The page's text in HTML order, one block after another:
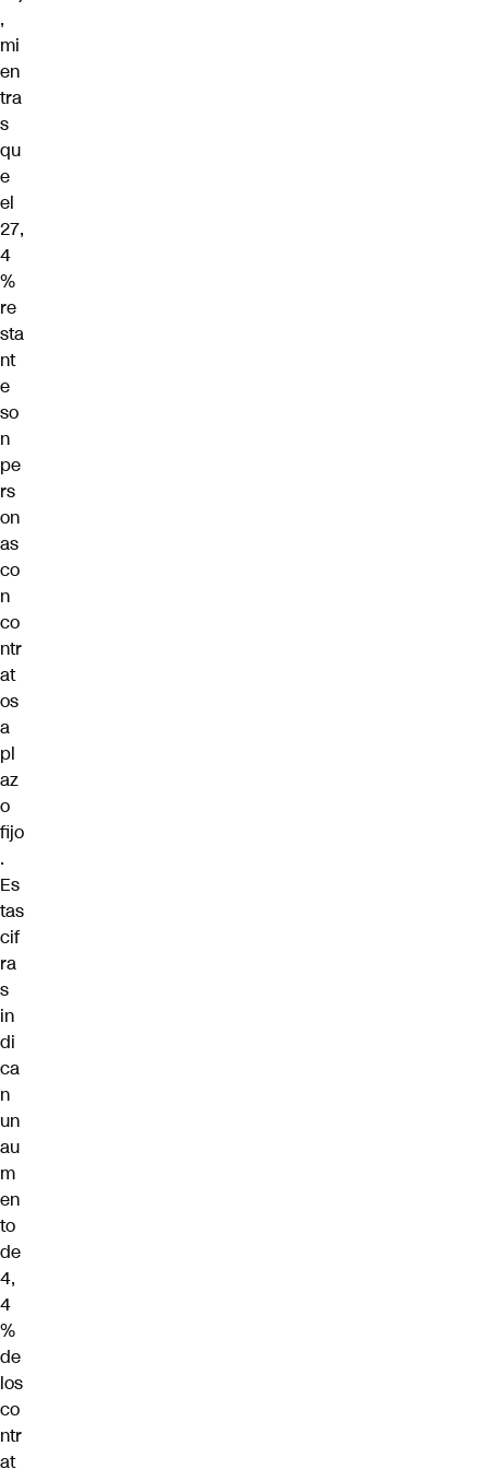
,
mi
en
tra
s
qu
e
el
27,
4
%
re
sta
nt
e
so
n
pe
rs
on
as
co
n
co
ntr
at
os
a
pl
az
o
fijo
.
Es
tas
cif
ra
s
in
di
ca
n
un
au
m
en
to
de
4,
4
%
de
los
co
ntr
at